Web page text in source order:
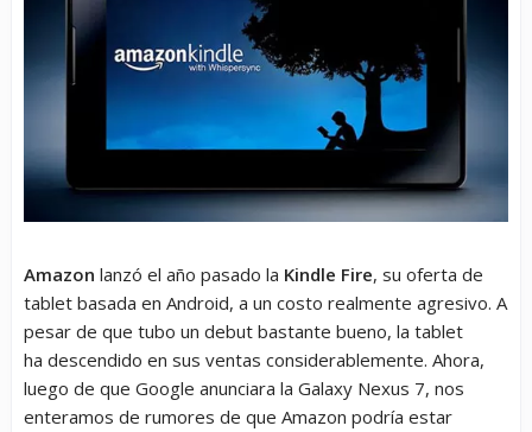
Amazon lanzó el año pasado la Kindle Fire, su oferta de
tablet basada en Android, a un costo realmente agresivo. A
pesar de que tubo un debut bastante bueno, la tablet
ha descendido en sus ventas considerablemente. Ahora,
luego de que Google anunciara la Galaxy Nexus 7, nos
enteramos de rumores de que Amazon podría estar